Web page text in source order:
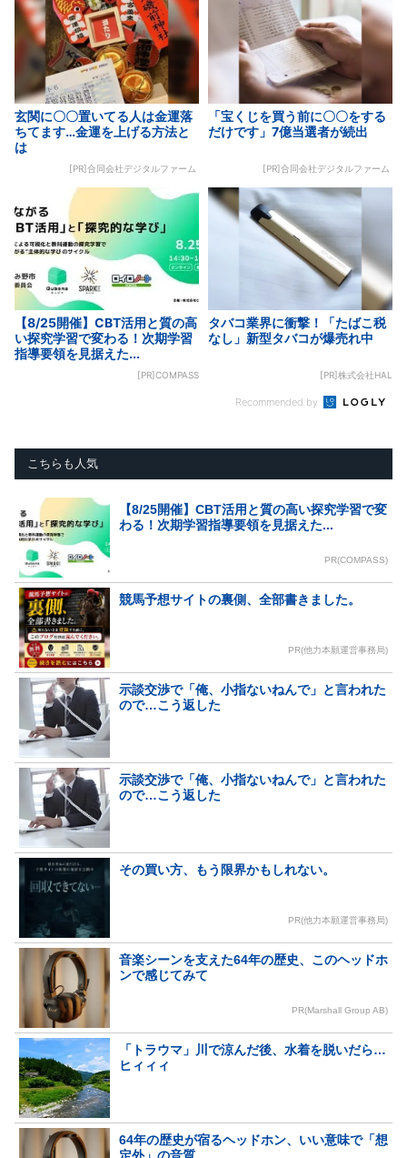
玄関に〇〇置いてる人は金運落
ちてます…金運を上げる方法と
は
[PR]合同会社デジタルファーム
「宝くじを買う前に〇〇をする
だけです」7億当選者が続出
[PR]合同会社デジタルファーム
【8/25開催】CBT活用と質の高
い探究学習で変わる！次期学習
指導要領を見据えた...
[PR]COMPASS
タバコ業界に衝撃！「たばこ税
なし」新型タバコが爆売れ中
[PR]株式会社HAL
Recommended by
こちらも人気
【8/25開催】CBT活用と質の高い探究学習で変
わる！次期学習指導要領を見据えた...
PR(COMPASS)
競馬予想サイトの裏側、全部書きました。
PR(他力本願運営事務局)
示談交渉で「俺、小指ないねんで」と言われた
ので…こう返した
示談交渉で「俺、小指ないねんで」と言われた
ので…こう返した
その買い方、もう限界かもしれない。
PR(他力本願運営事務局)
音楽シーンを支えた64年の歴史、このヘッドホ
ンで感じてみて
PR(Marshall Group AB)
「トラウマ」川で涼んだ後、水着を脱いだら…
ヒィィィ
64年の歴史が宿るヘッドホン、いい意味で「想